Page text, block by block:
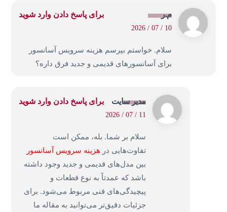
م.ر
10 / 07 / 2026
سلام. خواستم بپرسم هزینه سرویس آسانسور
برای آسانسورهای قدیمی و جدید فرق داره؟
برای پاسخ دادن وارد شوید
مدیر سایت
11 / 07 / 2026
سلام بر شما. بله، ممکن است
تفاوت‌هایی در هزینه سرویس آسانسور
بین مدل‌های قدیمی و جدید وجود داشته
باشد که عمدتاً به نوع قطعات و
پیچیدگی‌های فنی مربوط می‌شود. برای
جزئیات دقیق‌تر می‌توانید به مقاله ما
برای پاسخ دادن وارد شوید